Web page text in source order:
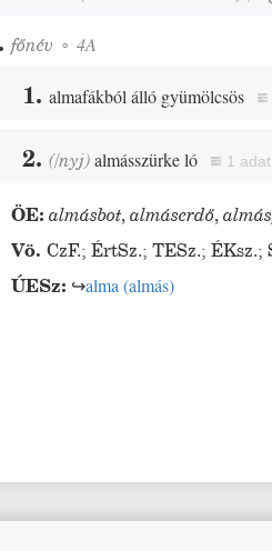
főnév ◦ 4A
1.almafákból álló gyümölcsös
2.(/nyj) almásszürke ló 1 adat
ÖE: almásbot,almáserdő,
Vö.CzF.;ÉrtSz.;TESz.;ÉKsz.;
ÚESz: ↪alma (almás)